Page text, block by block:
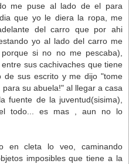
me puse al lado de el para
que yo le diera la ropa, me
del carro que por ahi
yo al lado del carro me
si no no me pescaba),
sus cachivaches que tiene
de sus escrito y me dijo "tome
su abuela!" al llegar a casa
fuente de la juventud(sisima),
todo... es mas , aun no lo
en cleta lo veo, caminando
imposibles que tiene a la